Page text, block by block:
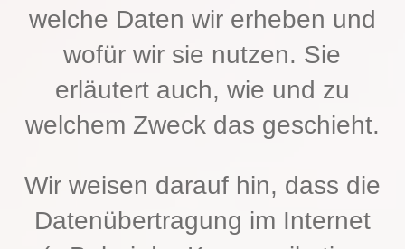
welche Daten wir erheben und
wofür wir sie nutzen. Sie
erläutert auch, wie und zu
welchem Zweck das geschieht.
Wir weisen darauf hin, dass die
Datenübertragung im Internet